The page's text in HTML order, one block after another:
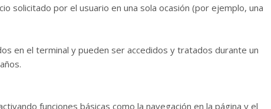
solicitado por el usuario en una sola ocasión (por ejemplo, una
en el terminal y pueden ser accedidos y tratados durante un
funciones básicas como la navegación en la página y el